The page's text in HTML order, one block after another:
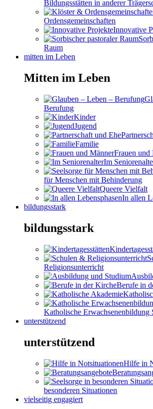
Bildungsstätten in anderer
Ordensgemeinschaften
Innovative
Raum
mitten im Leben
Mitten im Leben
Berufung
Kinder
Jugend
Familie
Frauen und
Im
für Menschen mit Behinderung
Queere Vielfalt
In allen
bildungsstark
bildungsstark
Religionsunterricht
Berufe in
Katholische Erwachsenenbildung
unterstützend
unterstützend
Hilfe in
besonderen Situationen
vielseitig engagiert